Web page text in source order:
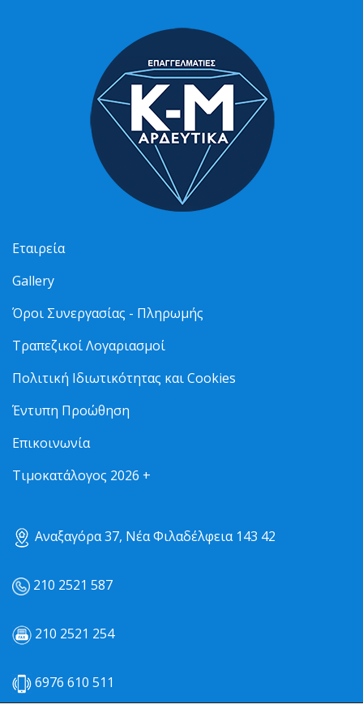
Εταιρεία
Gallery
Όροι Συνεργασίας - Πληρωμής
Τραπεζικοί Λογαριασμοί
Πολιτική Ιδιωτικότητας και Cookies
Έντυπη Προώθηση
Επικοινωνία
Τιμοκατάλογος 2026 +
Αναξαγόρα 37, Νέα Φιλαδέλφεια 143 42
210 2521 587
210 2521 254
6976 610 511